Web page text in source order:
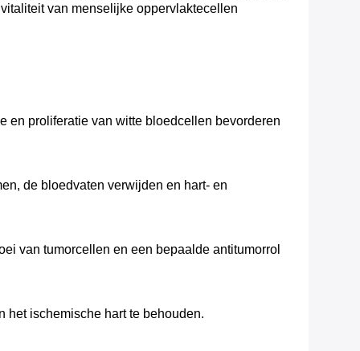
van menselijke oppervlaktecellen
en proliferatie van witte bloedcellen bevorderen
de bloedvaten verwijden en hart- en
van tumorcellen en een bepaalde antitumorrol
het ischemische hart te behouden.